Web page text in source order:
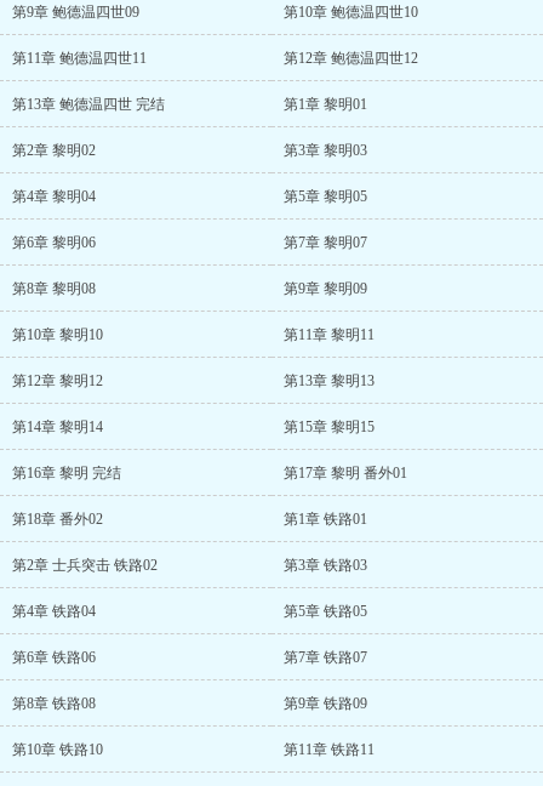
第9章 鲍德温四世09 第10章 鲍德温四世10
第11章 鲍德温四世11 第12章 鲍德温四世12
第13章 鲍德温四世 完结 第1章 黎明01
第2章 黎明02 第3章 黎明03
第4章 黎明04 第5章 黎明05
第6章 黎明06 第7章 黎明07
第8章 黎明08 第9章 黎明09
第10章 黎明10 第11章 黎明11
第12章 黎明12 第13章 黎明13
第14章 黎明14 第15章 黎明15
第16章 黎明 完结 第17章 黎明 番外01
第18章 番外02 第1章 铁路01
第2章 士兵突击 铁路02 第3章 铁路03
第4章 铁路04 第5章 铁路05
第6章 铁路06 第7章 铁路07
第8章 铁路08 第9章 铁路09
第10章 铁路10 第11章 铁路11